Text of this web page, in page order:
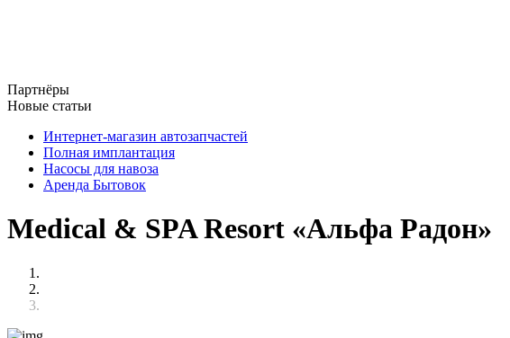
Партнёры
Новые статьи
Интернет-магазин автозапчастей
Полная имплантация
Насосы для навоза
Аренда Бытовок
Medical & SPA Resort «Альфа Радон»